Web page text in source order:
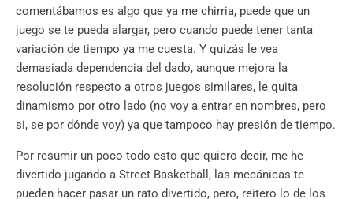
comentábamos es algo que ya me chirria, puede que un
juego se te pueda alargar, pero cuando puede tener tanta
variación de tiempo ya me cuesta. Y quizás le vea
demasiada dependencia del dado, aunque mejora la
resolución respecto a otros juegos similares, le quita
dinamismo por otro lado (no voy a entrar en nombres, pero
si, se por dónde voy) ya que tampoco hay presión de tiempo.
Por resumir un poco todo esto que quiero decir, me he
divertido jugando a Street Basketball, las mecánicas te
pueden hacer pasar un rato divertido, pero, reitero lo de los